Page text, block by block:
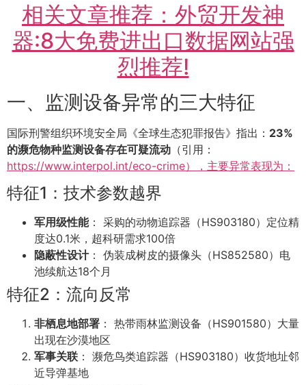
相关文章推荐：外贸开发神
器:8大免费进出口数据网站强
烈推荐!
一、监测设备异常的三大特征
国际刑警组织环境安全局《全球生态犯罪报告》指出： 23%
的濒危物种监测设备存在可疑流动 （引用：
https://www.interpol.int/eco-crime），主要异常表现为：
特征1：技术参数越界
军用级性能： 采购的动物追踪器（HS903180）定位精
度达0.1米，超科研需求100倍
隐蔽性设计： 伪装成树皮的摄像头（HS852580）电
池续航达18个月
特征2：流向反常
非栖息地部署 ： 热带雨林监测设备（HS901580）大量
出现在沙漠地区
军事关联 ： 濒危鸟类追踪器（HS903180）收货地址邻
近导弹基地